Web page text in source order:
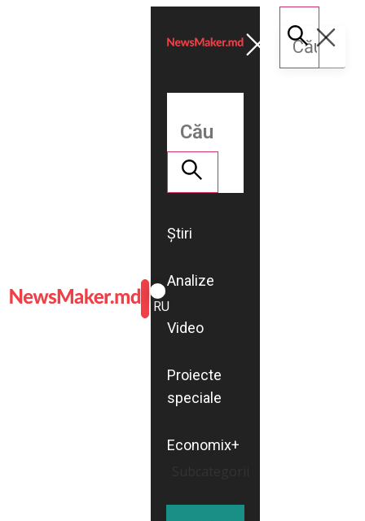
ROMÂNĂ
RU
Știri
Analize
Video
Proiecte
speciale
Economix+